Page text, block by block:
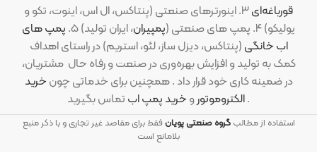
قورباغه‌ای ۳. اینورترهای صنعتی (پنتاکس، ال اس، اینوت، تکو و
یولیکو) ۴. پمپ های صنعتی (
پمپیران، ایران تولید) ۵.
پمپ های
اب خانگی(پنتاکس، دیزل ساز، لئو، استریم) در راستای اهداف
کمک به تولید و افزایش بهره‌وری در صنعت و رفاه حال مشتریان،
در ضمینه کاری خود قرار داد . همچنین برای خدماتی چونخرید
الکتروموتوروخرید پمپ اب تماس بگیرید .
استفاده از مطالبگروه صنعتی پویانفقط برای مقاصد غیر تجاری و با ذکر منبع
بلامانع است